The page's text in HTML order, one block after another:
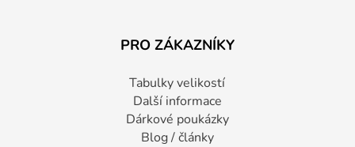
PRO ZÁKAZNÍKY
Tabulky velikostí
Další informace
Dárkové poukázky
Blog / články